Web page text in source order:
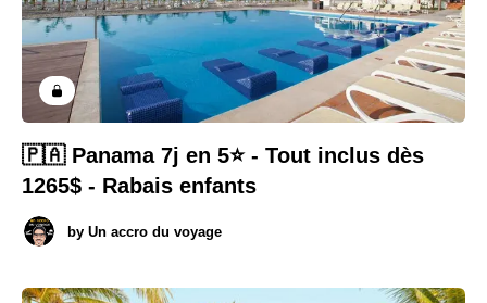
🇵🇦 Panama 7j en 5⭐️ - Tout inclus dès
1265$ - Rabais enfants
by Un accro du voyage